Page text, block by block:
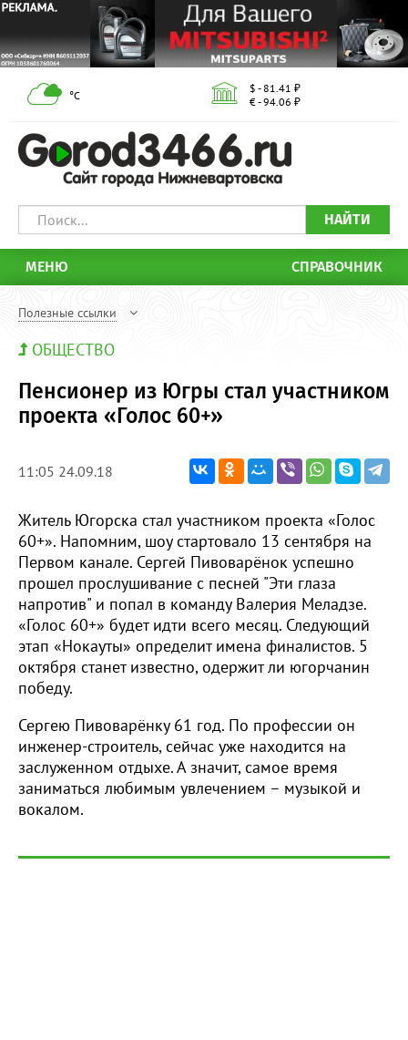
°С
$ - 81.41 ₽
€ - 94.06 ₽
НАЙТИ
МЕНЮ СПРАВОЧНИК
Полезные ссылки
ОБЩЕСТВО
Пенсионер из Югры стал участником
проекта «Голос 60+»
11:05 24.09.18
Житель Югорска стал участником проекта «Голос
60+». Напомним, шоу стартовало 13 сентября на
Первом канале. Сергей Пивоварёнок успешно
прошел прослушивание с песней "Эти глаза
напротив" и попал в команду Валерия Меладзе.
«Голос 60+» будет идти всего месяц. Следующий
этап «Нокауты» определит имена финалистов. 5
октября станет известно, одержит ли югорчанин
победу.
Сергею Пивоварёнку 61 год. По профессии он
инженер-строитель, сейчас уже находится на
заслуженном отдыхе. А значит, самое время
заниматься любимым увлечением – музыкой и
вокалом.